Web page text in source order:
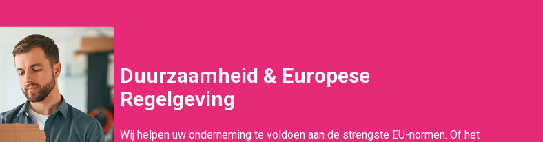
Duurzaamheid & Europese
Regelgeving
Wij helpen uw onderneming te voldoen aan de strengste EU-normen. Of het